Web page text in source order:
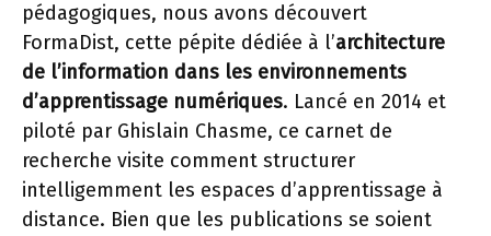
pédagogiques, nous avons découvert
FormaDist, cette pépite dédiée à l’architecture
de l’information dans les environnements
d’apprentissage numériques. Lancé en 2014 et
piloté par Ghislain Chasme, ce carnet de
recherche visite comment structurer
intelligemment les espaces d’apprentissage à
distance. Bien que les publications se soient